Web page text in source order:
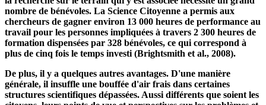
Cela peut être bien illustré en utilisant l'exemple du projet «
Earthwatch ». L'ONG "Earthwatch Institute" étudie la
conservation de la nature dans les forêts tropicales. Cependant,
la recherche sur le terrain qui y est associée nécessite un grand
nombre de bénévoles. La Science Citoyenne a permis aux
chercheurs de gagner environ 13 000 heures de performance au
travail pour les personnes impliquées à travers 2 300 heures de
formation dispensées par 328 bénévoles, ce qui correspond à
plus de cinq fois le temps investi (Brightsmith et al., 2008).